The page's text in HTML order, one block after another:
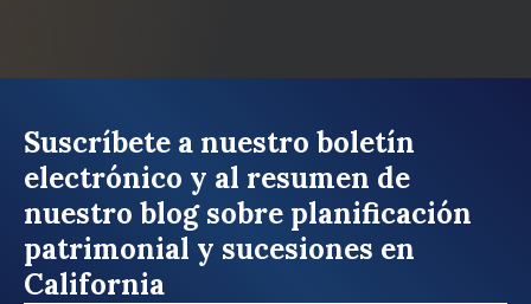
Suscríbete a nuestro boletín
electrónico y al resumen de
nuestro blog sobre planificación
patrimonial y sucesiones en
California